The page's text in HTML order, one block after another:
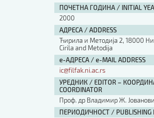
Шаблон прве стране и импресума [B5,
Шаблон прве стране и импресума [B5,
Шаблон прве стране и импресума [B5,
Етички кодекс
ПРЕТРАГА ИЗДАЊА
Наслов или део наслова
ПОЧЕТНА ГОДИНА / INITIAL
2000
АДРЕСА / ADDRESS
Ћирила и Методија 2, 18000
Cirila and Metodija
е-АДРЕСА / e-MAIL ADDRESS
ic@filfak.ni.ac.rs
УРЕДНИК / EDITOR –
COORDINATOR
Проф. др Владимир Ж.
ПЕРИОДИЧНОСТ / PUBLISHING